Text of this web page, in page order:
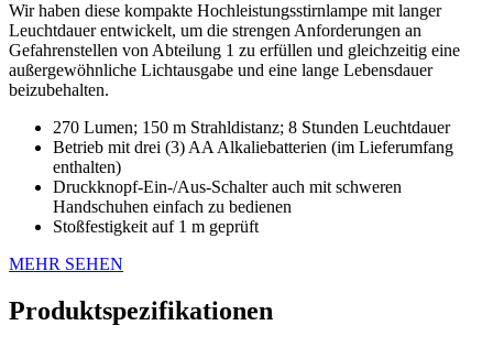
Wir haben diese kompakte Hochleistungsstirnlampe mit langer
Leuchtdauer entwickelt, um die strengen Anforderungen an
Gefahrenstellen von Abteilung 1 zu erfüllen und gleichzeitig eine
außergewöhnliche Lichtausgabe und eine lange Lebensdauer
beizubehalten.
270 Lumen; 150 m Strahldistanz; 8 Stunden Leuchtdauer
Betrieb mit drei (3) AA Alkaliebatterien (im Lieferumfang
enthalten)
Druckknopf-Ein-/Aus-Schalter auch mit schweren
Handschuhen einfach zu bedienen
Stoßfestigkeit auf 1 m geprüft
MEHR SEHEN
Produktspezifikationen